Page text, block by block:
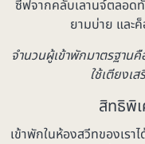
ซีฟจากคลับเลานจ์ตลอดทั้
ยามบ่าย และ
จำนวนผู้เข้าพักมาตรฐาน
ใช้เตียงเ
สิทธิพิ
เข้าพักในห้องสวีทของเร